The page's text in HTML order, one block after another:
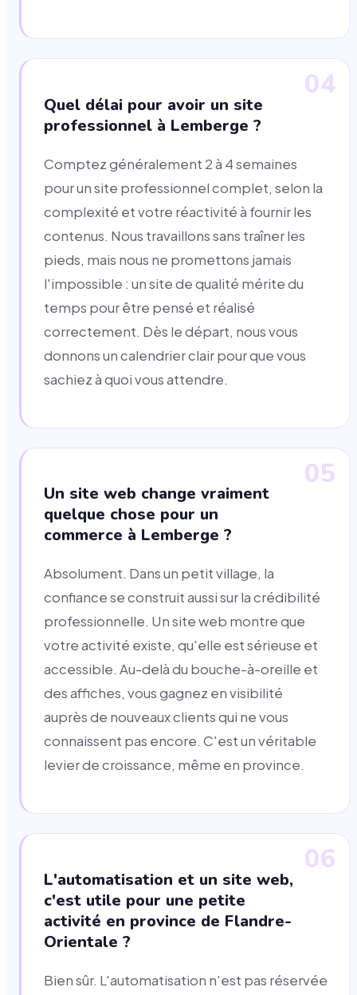
04
Quel délai pour avoir un site
professionnel à Lemberge ?
Comptez généralement 2 à 4 semaines
pour un site professionnel complet, selon la
complexité et votre réactivité à fournir les
contenus. Nous travaillons sans traîner les
pieds, mais nous ne promettons jamais
l'impossible : un site de qualité mérite du
temps pour être pensé et réalisé
correctement. Dès le départ, nous vous
donnons un calendrier clair pour que vous
sachiez à quoi vous attendre.
05
Un site web change vraiment
quelque chose pour un
commerce à Lemberge ?
Absolument. Dans un petit village, la
confiance se construit aussi sur la crédibilité
professionnelle. Un site web montre que
votre activité existe, qu'elle est sérieuse et
accessible. Au-delà du bouche-à-oreille et
des affiches, vous gagnez en visibilité
auprès de nouveaux clients qui ne vous
connaissent pas encore. C'est un véritable
levier de croissance, même en province.
06
L'automatisation et un site web,
c'est utile pour une petite
activité en province de Flandre-
Orientale ?
Bien sûr. L'automatisation n'est pas réservée